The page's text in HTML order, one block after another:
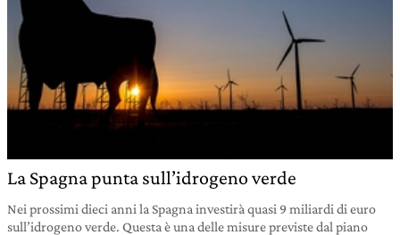
La Spagna punta sull’idrogeno verde
Nei prossimi dieci anni la Spagna investirà quasi 9 miliardi di euro
sull’idrogeno verde. Questa è una delle misure previste dal piano